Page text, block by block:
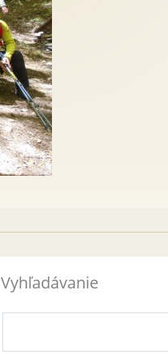
Vyhľadávanie